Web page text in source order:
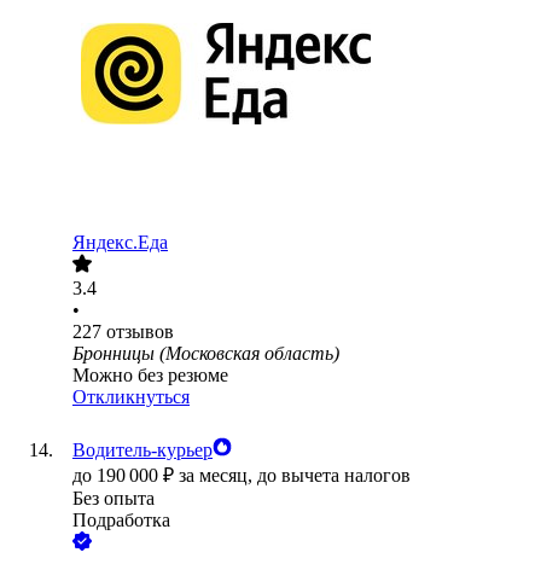
Яндекс.Еда
3.4
•
227 отзывов
Бронницы (Московская область)
Можно без резюме
Откликнуться
Водитель-курьер
до 190 000 ₽ за месяц, до вычета налогов
Без опыта
Подработка